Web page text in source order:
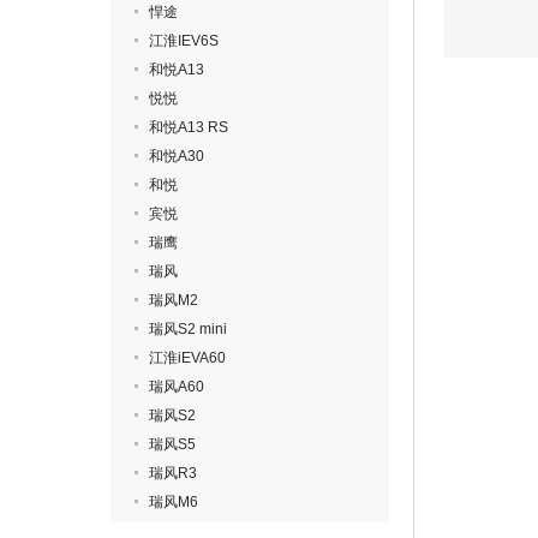
悍途
江淮IEV6S
和悦A13
悦悦
和悦A13 RS
和悦A30
和悦
宾悦
瑞鹰
瑞风
瑞风M2
瑞风S2 mini
江淮iEVA60
瑞风A60
瑞风S2
瑞风S5
瑞风R3
瑞风M6